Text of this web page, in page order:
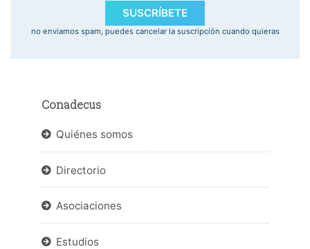
SUSCRÍBETE
no enviamos spam, puedes cancelar la suscripción cuando quieras
Conadecus
Quiénes somos
Directorio
Asociaciones
Estudios